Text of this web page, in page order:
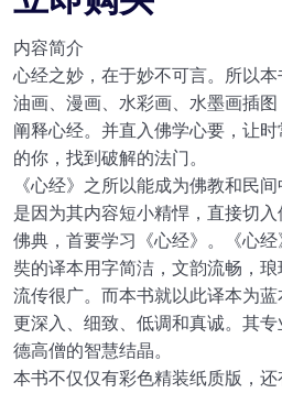
内容简介
心经之妙，在于妙不可言。所以本
油画、漫画、水彩画、水墨画插图
阐释心经。并直入佛学心要，让
的你，找到破解的法门。
《心经》之所以能成为佛教和民
是因为其内容短小精悍，直接切
佛典，首要学习《心经》。《心
奘的译本用字简洁，文韵流畅，
流传很广。而本书就以此译本为
更深入、细致、低调和真诚。其
德高僧的智慧结晶。
本书不仅仅有彩色精装纸质版，